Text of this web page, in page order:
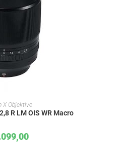
X Objektive
R LM OIS WR Macro